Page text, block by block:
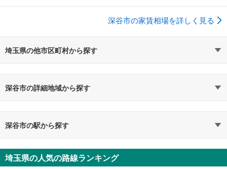
深谷市の家賃相場を詳しく見る
埼玉県の他市区町村から探す
深谷市の詳細地域から探す
深谷市の駅から探す
埼玉県の人気の路線ランキング